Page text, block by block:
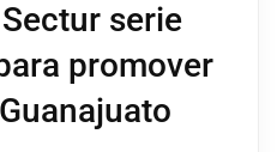
serie
promover